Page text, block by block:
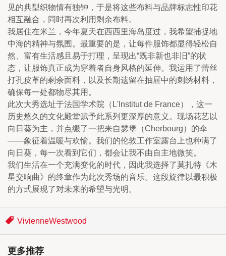
见的典型织物情有独钟，于是将这些布料与品牌标志性印花
相互融合，同时再次利用剩余布料。
我居住在米兰，今年夏天在西西里海岛度过，我希望捕捉地
中海的精神与氛围。最重要的是，让每件服饰都显得轻松自
然、富有生活感且易于打理，呈现出“既非新也非旧”的状
态，让服饰真正成为穿着者自身风格的延伸。我运用了蕾丝
打孔皮革的剩余面料，以及长期遗留在抽屉中的刺绣材料，
确保每一处都物尽其用。
此次大秀选址于法国学术院（L'Institut de France），这一
历史悠久的文化殿堂赋予此系列更深厚的意义。现场花艺以
向日葵为主，并点缀了一把来自瑟堡（Cherbourg）的伞
——象征着温暖与欢愉。我们的伦敦工作室露台上也种满了
向日葵，每一次看到它们，都会让我不由自主地微笑。
我们生活在一个充满变化的时代，因此我选择了莫扎特《木
星交响曲》的终章作为此次秀场的音乐。这段旋律以最积极
的方式展现了对未来的希望与光明。
VivienneWestwood
更多推荐